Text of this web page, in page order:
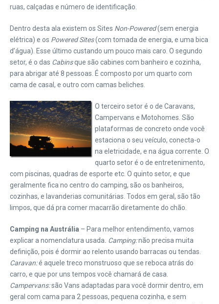
ruas, calçadas e número de identificação.
Dentro desta ala existem os Sites Non-Powered(sem energia
elétrica) e os Powered Sites(com tomada de energia, e uma bica
d’água). Esse último custando um pouco mais caro. O segundo
setor, é o das Cabinsque são cabines com banheiro e cozinha,
para abrigar até 8 pessoas. É composto por um quarto com
cama de casal, e outro com camas beliches.
O terceiro setor é o de Caravans,
Campervans e Motohomes. São
plataformas de concreto onde você
estaciona o seu veículo, conecta-o
na eletricidade, e na água corrente. O
quarto setor é o de entretenimento,
com piscinas, quadras de esporte etc. O quinto setor, e que
geralmente fica no centro do camping, são os banheiros,
cozinhas, e lavanderias comunitárias. Todos em geral, são tão
limpos, que dá pra comer macarrão diretamente do chão.
Camping na Austrália – Para melhor entendimento, vamos
explicar a nomenclatura usada. Camping:não precisa muita
definição, pois é dormir ao relento usando barracas ou tendas.
Caravan:é aquele treco monstruoso que se reboca atrás do
carro, e que por uns tempos você chamará de casa.
Campervans:são Vans adaptadas para você dormir dentro, em
geral com cama para 2 pessoas, pequena cozinha, e sem